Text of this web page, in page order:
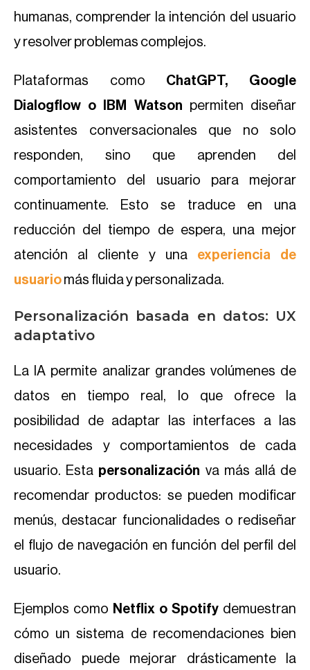
humanas, comprender la intención del usuario
y resolver problemas complejos.
Plataformas como ChatGPT, Google
Dialogflow o IBM Watson permiten diseñar
asistentes conversacionales que no solo
responden, sino que aprenden del
comportamiento del usuario para mejorar
continuamente. Esto se traduce en una
reducción del tiempo de espera, una mejor
atención al cliente y una
experiencia de
usuario más fluida y personalizada.
Personalización basada en datos: UX
adaptativo
La IA permite analizar grandes volúmenes de
datos en tiempo real, lo que ofrece la
posibilidad de adaptar las interfaces a las
necesidades y comportamientos de cada
usuario. Esta personalización va más allá de
recomendar productos: se pueden modificar
menús, destacar funcionalidades o rediseñar
el flujo de navegación en función del perfil del
usuario.
Ejemplos como Netflix o Spotify demuestran
cómo un sistema de recomendaciones bien
diseñado puede mejorar drásticamente la